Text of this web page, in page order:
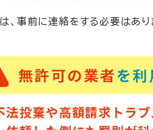
、事前に連絡をする必要はあり